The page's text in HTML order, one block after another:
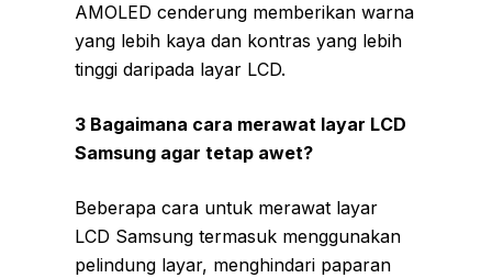
AMOLED cenderung memberikan warna
yang lebih kaya dan kontras yang lebih
tinggi daripada layar LCD.
3 Bagaimana cara merawat layar LCD
Samsung agar tetap awet?
Beberapa cara untuk merawat layar
LCD Samsung termasuk menggunakan
pelindung layar, menghindari paparan